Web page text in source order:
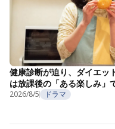
健康診断が迫り、ダイエッ
は放課後の「ある楽しみ
2026/8/5 ドラマ